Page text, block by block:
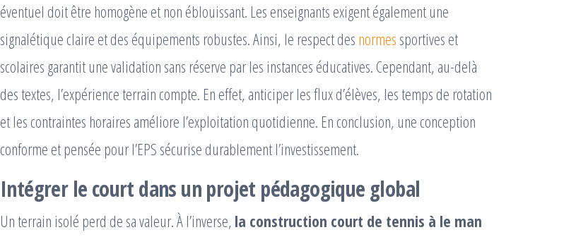
éventuel doit être homogène et non éblouissant. Les enseignants exigent également une
signalétique claire et des équipements robustes. Ainsi, le respect des normes sportives et
scolaires garantit une validation sans réserve par les instances éducatives. Cependant, au-delà
des textes, l’expérience terrain compte. En effet, anticiper les flux d’élèves, les temps de rotation
et les contraintes horaires améliore l’exploitation quotidienne. En conclusion, une conception
conforme et pensée pour l’EPS sécurise durablement l’investissement.
Intégrer le court dans un projet pédagogique global
Un terrain isolé perd de sa valeur. À l’inverse, la construction court de tennis à le man